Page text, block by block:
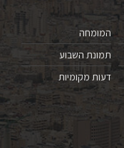
המומחה
תמונת השבוע
דעות מקומיות